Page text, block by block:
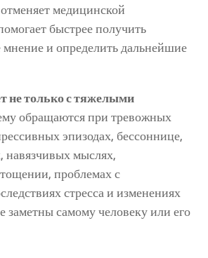
медицинской
быстрее получить
и определить дальнейшие
не только с тяжелыми
обращаются при тревожных
эпизодах, бессоннице,
навязчивых мыслях,
проблемах с
стресса и изменениях
заметны самому человеку или его